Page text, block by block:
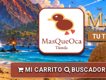
MI CARRITO BUSCADOR